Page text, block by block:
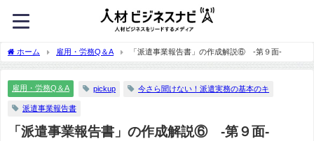
ホーム 雇用・労務Q＆A 「派遣事業報告書」の作成解説⑥ -第９面-
雇用・労務Q＆A pickup 今さら聞けない！派遣実務の基本のキ
派遣事業報告書
「派遣事業報告書」の作成解説⑥ -第９面-